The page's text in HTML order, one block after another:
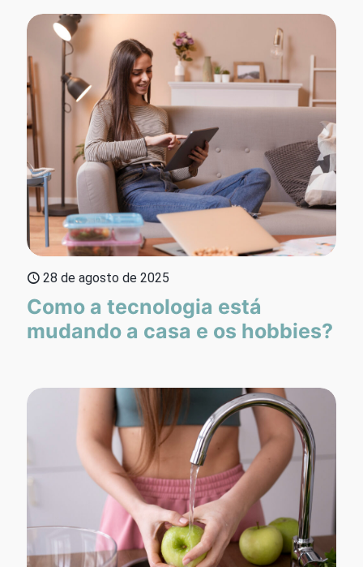
28 de agosto de 2025
Como a tecnologia está
mudando a casa e os hobbies?